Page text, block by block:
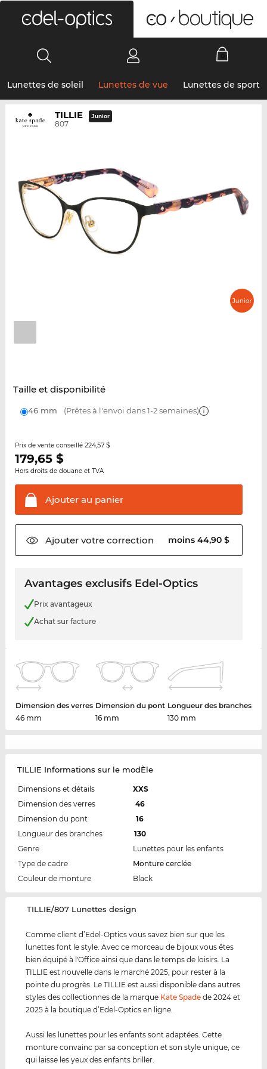
Lunettes de soleil Lunettes de vue Lunettes de sport
TILLIE
807
Junior
Taille et disponibilité
46 mm (Prêtes à l'envoi dans 1-2 semaines)
Prix de vente conseillé 224,57 $
179,65$
Hors droits de douane et TVA
Ajouter au panier
Ajouter votrecorrection moins 44,90 $
Avantages exclusifs Edel-Optics
Prix avantageux
Achat sur facture
Dimension des verres
46 mm
Dimension du pont
16 mm
Longueur des branches
130 mm
TILLIE Informations sur le modÈle
Dimensions et détails
XXS
Dimension des verres
46
Dimension du pont
16
Longueur des branches
130
Genre
Lunettes pour les enfants
Type de cadre
Monture cerclée
Couleur de monture
Black
‌TILLIE/807 Lunettes design
Comme client d’Edel-Optics vous savez bien sur que les
lunettes font le style. Avec ce morceau de bijoux vous êtes
bien équipé à l'Office ainsi que dans le temps de loisirs. La
TILLIE est nouvelle dans le marché 2025, pour rester à la
pointe du progrès. Le TILLIE est aussi disponible dans autres
styles des collectionnes de la marque Kate Spade de 2024 et
2025 à la boutique d’Edel-Optics en ligne.
Aussi les lunettes pour les enfants sont adaptées. Cette
monture convainc par sa conception et son style unique, ce
qui laisse les yeux des enfants briller.